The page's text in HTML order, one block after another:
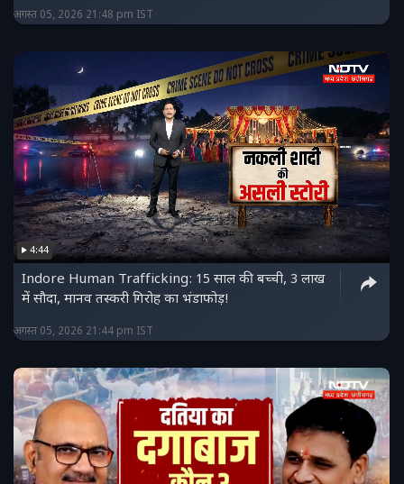
अगस्त 05, 2026 21:48 pm IST
4:44
Indore Human Trafficking: 15 साल की बच्ची, 3 लाख
में सौदा, मानव तस्करी गिरोह का भंडाफोड़!
अगस्त 05, 2026 21:44 pm IST